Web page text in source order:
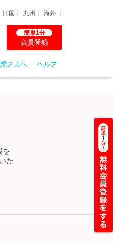
四国 九州 海外
簡単1分
会員登録
さまへ ヘルプ
を
た